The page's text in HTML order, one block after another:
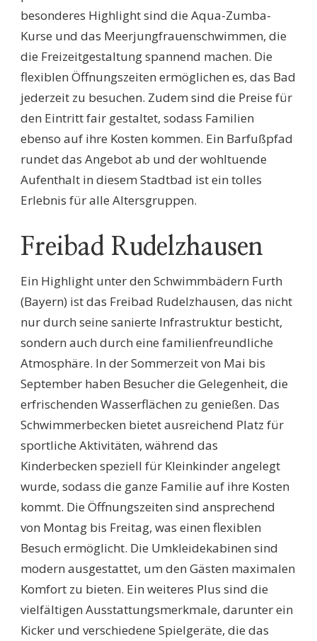
besonderes Highlight sind die Aqua-Zumba-
Kurse und das Meerjungfrauenschwimmen, die
die Freizeitgestaltung spannend machen. Die
flexiblen Öffnungszeiten ermöglichen es, das Bad
jederzeit zu besuchen. Zudem sind die Preise für
den Eintritt fair gestaltet, sodass Familien
ebenso auf ihre Kosten kommen. Ein Barfußpfad
rundet das Angebot ab und der wohltuende
Aufenthalt in diesem Stadtbad ist ein tolles
Erlebnis für alle Altersgruppen.
Freibad Rudelzhausen
Ein Highlight unter den Schwimmbädern Furth
(Bayern) ist das Freibad Rudelzhausen, das nicht
nur durch seine sanierte Infrastruktur besticht,
sondern auch durch eine familienfreundliche
Atmosphäre. In der Sommerzeit von Mai bis
September haben Besucher die Gelegenheit, die
erfrischenden Wasserflächen zu genießen. Das
Schwimmerbecken bietet ausreichend Platz für
sportliche Aktivitäten, während das
Kinderbecken speziell für Kleinkinder angelegt
wurde, sodass die ganze Familie auf ihre Kosten
kommt. Die Öffnungszeiten sind ansprechend
von Montag bis Freitag, was einen flexiblen
Besuch ermöglicht. Die Umkleidekabinen sind
modern ausgestattet, um den Gästen maximalen
Komfort zu bieten. Ein weiteres Plus sind die
vielfältigen Ausstattungsmerkmale, darunter ein
Kicker und verschiedene Spielgeräte, die das